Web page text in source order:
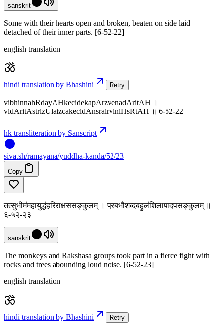
sanskrit
Some with their hearts open and broken, beaten on side laid
detached of their inner parts. [6-52-22]
english translation
hindi translation by Bhashini Retry
vibhinnahRdayAHkecidekapArzvenadAritAH ।
vidAritAstrizUlaizcakecidAnsrairviniHsRtAH ॥ 6-52-22
hk transliteration by Sanscript
siva.sh/ramayana/yuddha-kanda/52/23
Copy
तत्सुभीमंमहायुद्धंहरिराक्षससङ्कुलम् । प्रबभौशब्दबहुलंशिलापादपसङ्कुलम् ॥
६-५२-२३
sanskrit
The monkeys and Rakshasa groups took part in a fierce fight with
rocks and trees abounding loud noise. [6-52-23]
english translation
hindi translation by Bhashini Retry